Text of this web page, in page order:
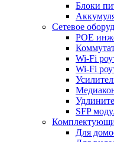
Блоки
Сетевое
POE
Wi-Fi
Wi-Fi
SFP
Для